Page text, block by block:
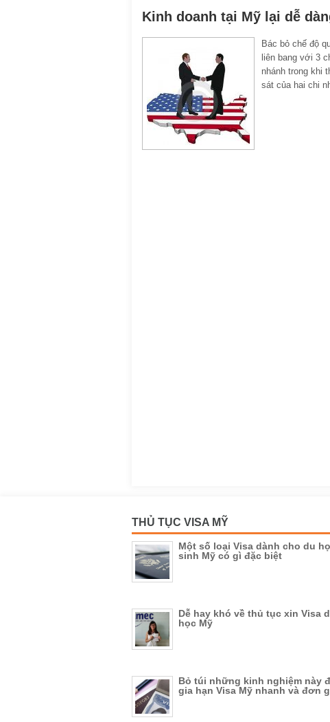
Kinh doanh tại Mỹ lại dễ
Bác bỏ chế độ
liên bang với 3
nhánh trong khi
sát của hai chi
THỦ TỤC VISA MỸ
Một số loại Visa dành cho du
sinh Mỹ có gì đặc biệt
Dễ hay khó về thủ tục xin Visa
học Mỹ
Bỏ túi những kinh nghiệm này
gia hạn Visa Mỹ nhanh và đơn